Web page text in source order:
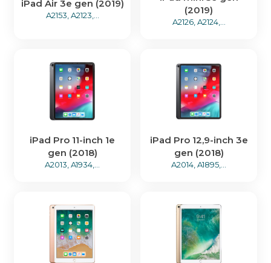
iPad Air 3e gen (2019)
A2153, A2123,...
(2019)
A2126, A2124,...
iPad Pro 11-inch 1e
gen (2018)
A2013, A1934,...
iPad Pro 12,9-inch 3e
gen (2018)
A2014, A1895,...